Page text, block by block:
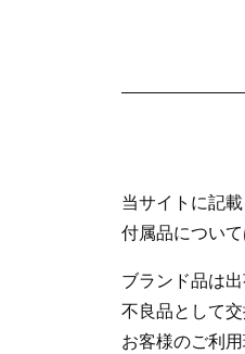
当サイトに記
付属品について
ブランド品は
不良品として交
お客様のご利